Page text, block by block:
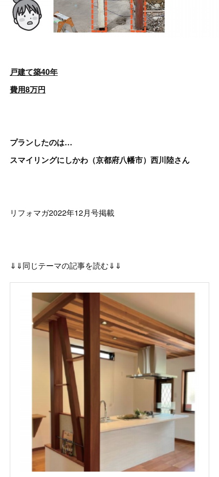
戸建て築40年
費用8万円
プランしたのは…
スマイリングにしかわ（京都府八幡市）西川陸さん
リフォマガ2022年12月号掲載
⇓⇓同じテーマの記事を読む⇓⇓